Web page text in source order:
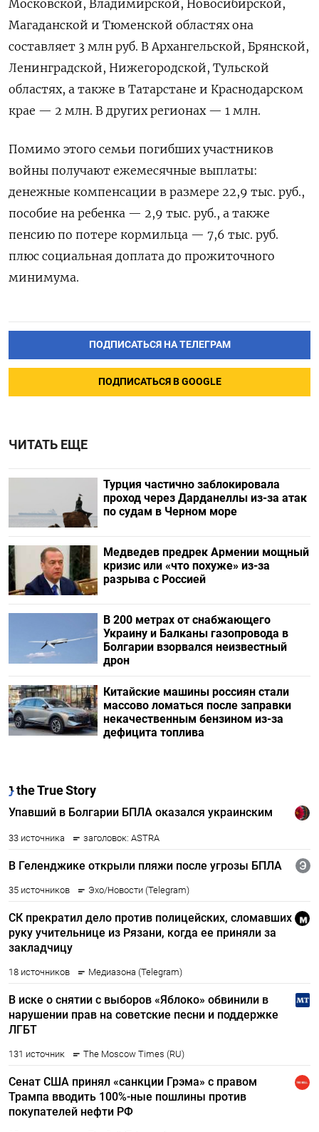
Московской, Владимирской, Новосибирской,
Магаданской и Тюменской областях она
составляет 3 млн руб. В Архангельской, Брянской,
Ленинградской, Нижегородской, Тульской
областях, а также в Татарстане и Краснодарском
крае — 2 млн. В других регионах — 1 млн.
Помимо этого семьи погибших участников
войны получают ежемесячные выплаты:
денежные компенсации в размере 22,9 тыс. руб.,
пособие на ребенка — 2,9 тыс. руб., а также
пенсию по потере кормильца — 7,6 тыс. руб.
плюс социальная доплата до прожиточного
минимума.
ПОДПИСАТЬСЯ НА ТЕЛЕГРАМ
ПОДПИСАТЬСЯ В GOOGLE
ЧИТАТЬ ЕЩЕ
Турция частично заблокировала
проход через Дарданеллы из-за атак
по судам в Черном море
Медведев предрек Армении мощный
кризис или «что похуже» из-за
разрыва с Россией
В 200 метрах от снабжающего
Украину и Балканы газопровода в
Болгарии взорвался неизвестный
дрон
Китайские машины россиян стали
массово ломаться после заправки
некачественным бензином из-за
дефицита топлива